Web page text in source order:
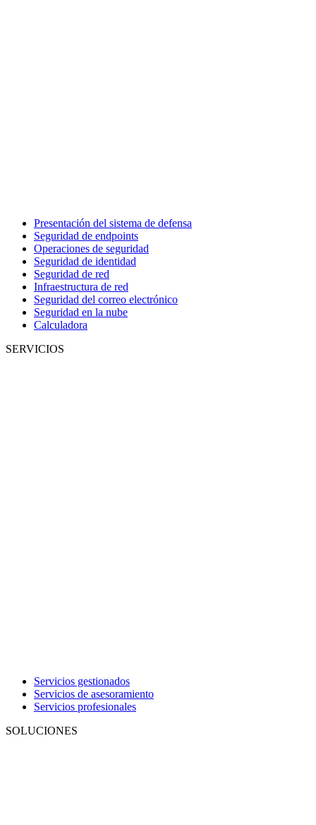
Presentación del sistema de defensa
Seguridad de endpoints
Operaciones de seguridad
Seguridad de identidad
Seguridad de red
Infraestructura de red
Seguridad del correo electrónico
Seguridad en la nube
Calculadora
SERVICIOS
Servicios gestionados
Servicios de asesoramiento
Servicios profesionales
SOLUCIONES